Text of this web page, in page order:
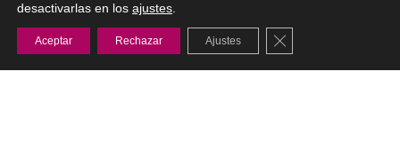
© 2026 · Visualia360
desactivarlas en los ajustes
Aceptar Rechazar Ajustes Cerrar el banner de